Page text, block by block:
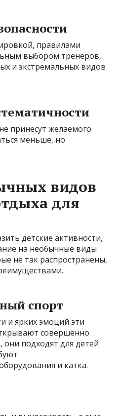
правилами
выбором тренеров,
и экстремальных видов
принесут желаемого
меньше, но
видов
для
детские активности,
на необычные виды
не так распространены,
спорт
и ярких эмоций эти
совершенно
подходят для детей
и катка.